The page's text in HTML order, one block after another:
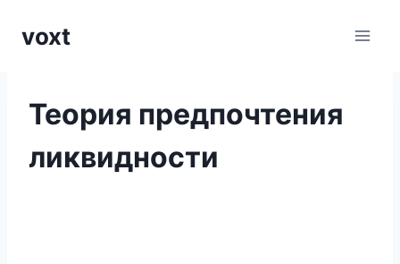
voxt
Теория предпочтения
ликвидности